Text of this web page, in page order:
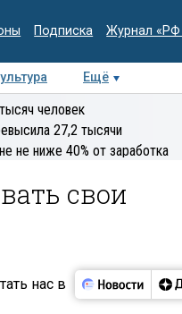
Подписка Журнал «РФ
Ещё
Колумнисты
человек
27,2 тысячи
не ниже 40% от заработка
свои
нас в